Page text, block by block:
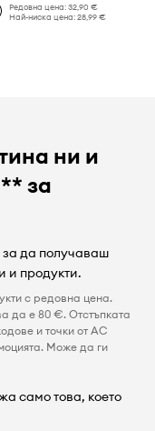
Редовна цена: 32,90 €
Най-ниска цена: 28,99 €
ни и
за
да получаваш
и продукти.
с редовна цена.
да е 80 €. Отстъпката
и точки от AC
Може да ги
само това, което